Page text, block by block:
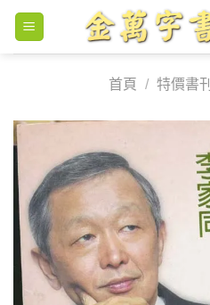
Skip
content
首頁
/ 特價書刊